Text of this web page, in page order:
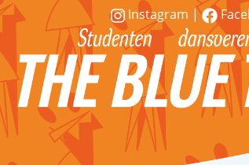
Instagram |
Vereniging
Lessen